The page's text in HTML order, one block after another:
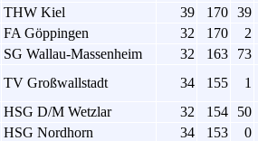
THW Kiel 39 170 39
FA Göppingen 32 170
2
SG Wallau-Massenheim 32 163
73
TV Großwallstadt 34 155
1
HSG D/M Wetzlar 32 154
50
HSG Nordhorn 34 153
0